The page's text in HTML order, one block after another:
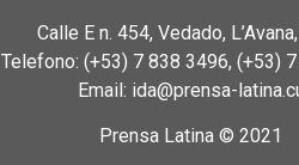
Calle E n. 454, Vedado,
Telefono: (+53) 7 838 3496, (+53)
Email: ida@prensa-
Prensa Latina © 2021